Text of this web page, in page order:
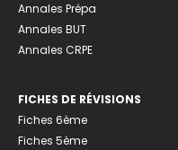
Annales Prépa
Annales BUT
Annales CRPE
FICHES DE RÉVISIONS
Fiches 6ème
Fiches 5ème